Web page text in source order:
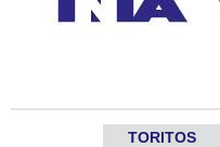
TORITOS